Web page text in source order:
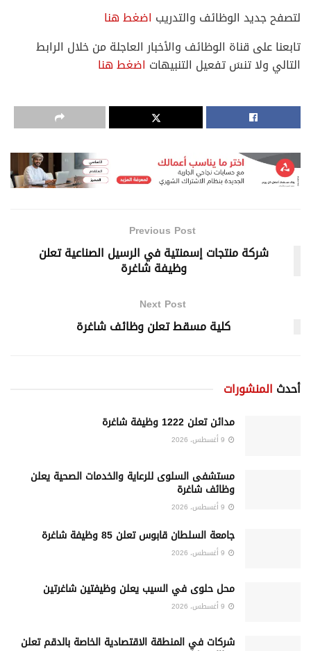
لتصفح جديد الوظائف والتدريب اضغط هنا
تابعنا على قناة الوظائف والأخبار العاجلة من خلال الرابط
التالي ولا تنسَ تفعيل التنبيهات اضغط هنا
Previous Post
شركة منتجات إسمنتية في الرسيل الصناعية تعلن
وظيفة شاغرة
Next Post
كلية مسقط تعلن وظائف شاغرة
أحدث المنشورات
مدائن تعلن 1222 وظيفة شاغرة
مستشفى السلوى للرعاية والخدمات الصحية يعلن
وظائف شاغرة
جامعة السلطان قابوس تعلن 85 وظيفة شاغرة
محل حلوى في السيب يعلن وظيفتين شاغرتين
شركات في المنطقة الاقتصادية الخاصة بالدقم تعلن